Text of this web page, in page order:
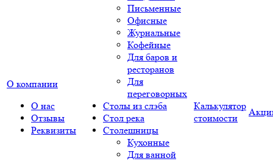
О компании
О нас
Отзывы
Реквизиты
Письменные
Офисные
Журнальные
Кофейные
Для баров и
ресторанов
Для
переговорных
Столы из слэба
Стол река
Столешницы
Кухонные
Для ванной
Калькулятор
стоимости